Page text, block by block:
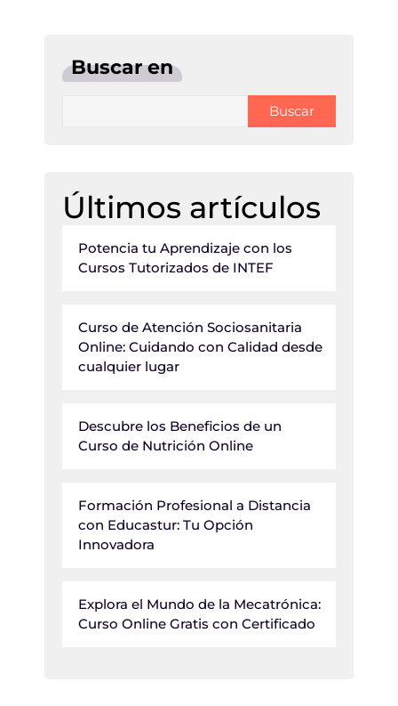
Buscar en
Buscar
Últimos artículos
Potencia tu Aprendizaje con los
Cursos Tutorizados de INTEF
Curso de Atención Sociosanitaria
Online: Cuidando con Calidad desde
cualquier lugar
Descubre los Beneficios de un
Curso de Nutrición Online
Formación Profesional a Distancia
con Educastur: Tu Opción
Innovadora
Explora el Mundo de la Mecatrónica:
Curso Online Gratis con Certificado